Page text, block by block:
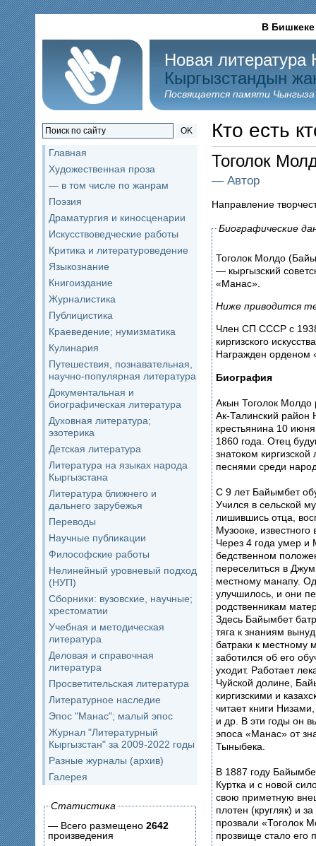
В Бишкеке
Новая литература
Кыргызстандын
Посвящается памяти
OK
Главная
Художественная проза
— в том числе по жанрам
Поэзия
Драматургия и киносценарии
Искусствоведческие работы
Критика и литературоведение
Языкознание
Книгоиздание
Журналистика
Публицистика
Краеведение; нумизматика
Кулинария
Путешествия, познавательная,
научно-популярная литература
Документальная и
биографическая литература
Духовная литература;
эзотерика
Детская литература
Литература на языках народа
Кыргызстана
Литература ближнего и
дальнего зарубежья
Переводы
Научные публикации
Философские работы
Нелинейный уровневый подход
(НУП)
Сборники: вузовские, научные;
хрестоматии
Учебная и методическая
литература
Деловая и справочная
литература
Просветительская литература
Литературное наследие
Эпос "Манас"; малый эпос
Журнал "Литературный
Кыргызстан" за 2009-2022 годы
Разные журналы (архив)
Галерея
Статистика
— Всего размещено 2642
произведения
Кто есть
Тоголок
— Автор
Направление
Биографические
Тоголок Молдо
— кыргызский
«Манас».
Ниже приводится
Член СП СССР с
киргизского
Награжден орденом
Биография
Акын Тоголок Молдо
Ак-Талинский район
крестьянина 10
1860 года. Отец
знатоком
песнями среди
С 9 лет Байымбет
Учился в сельской
лишившись отца,
Музооке,
Через 4 года умер и
бедственном
переселиться в
местному манапу.
улучшилось, и они
родственникам
Здесь Байымбет
тяга к знаниям
батраки к местному
заботился об его
уходит. Работает
Чуйской долине,
киргизскими и
читает книги
и др. В эти годы он
эпоса «Манас» от
Тыныбека.
В 1887 году
Куртка и с новой
свою приметную
плотен (кругляк) и
прозвали «Тоголок
прозвище стало его